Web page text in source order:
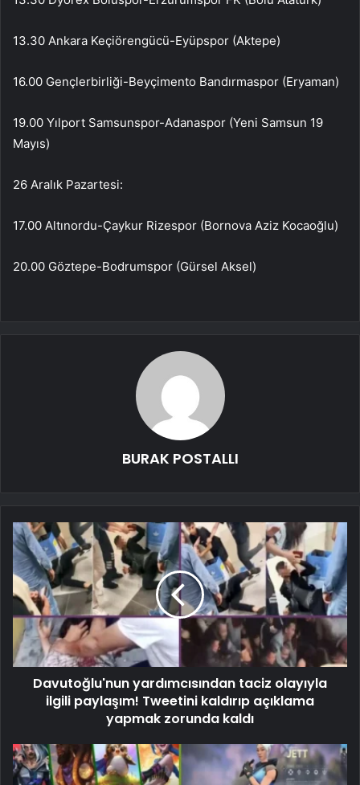
13.30 Ankara Keçiörengücü-Eyüpspor (Aktepe)
16.00 Gençlerbirliği-Beyçimento Bandırmaspor (Eryaman)
19.00 Yılport Samsunspor-Adanaspor (Yeni Samsun 19
Mayıs)
26 Aralık Pazartesi:
17.00 Altınordu-Çaykur Rizespor (Bornova Aziz Kocaoğlu)
20.00 Göztepe-Bodrumspor (Gürsel Aksel)
BURAK POSTALLI
Davutoğlu'nun yardımcısından taciz olayıyla
ilgili paylaşım! Tweetini kaldırıp açıklama
yapmak zorunda kaldı